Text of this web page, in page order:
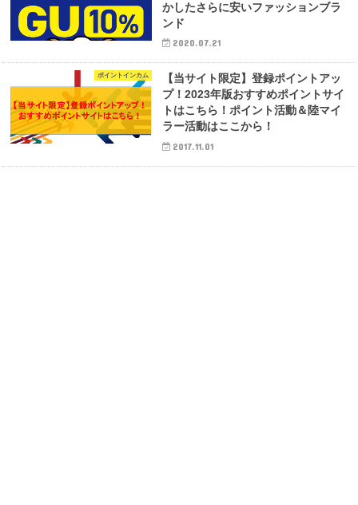
かしたさらに安いファッションブラ
ンド
2020.07.21
ポイントインカム
【当サイト限定】登録ポイントアッ
プ！2023年版おすすめポイントサイ
トはこちら！ポイント活動＆陸マイ
ラー活動はここから！
2017.11.01